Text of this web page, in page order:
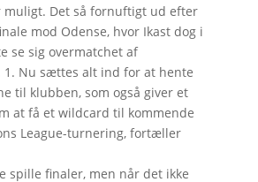
muligt. Det så fornuftigt ud efter
mod Odense, hvor Ikast dog i
se sig overmatchet af
Nu sættes alt ind for at hente
til klubben, som også giver et
at få et wildcard til kommende
League-turnering, fortæller
spille finaler, men når det ikke